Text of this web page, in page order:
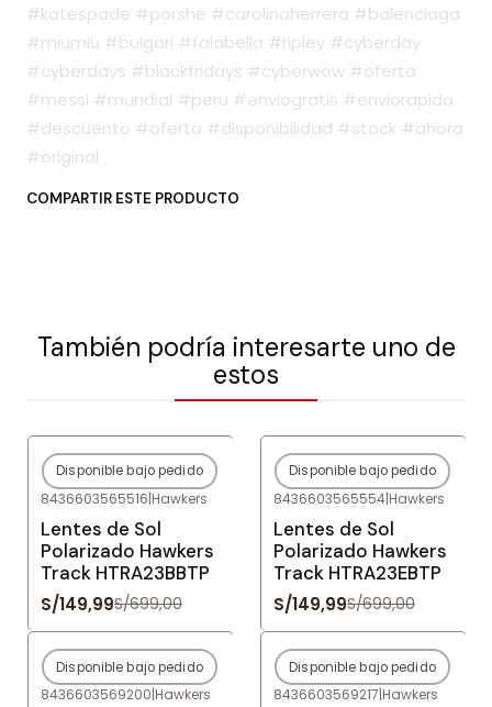
#katespade #porshe #carolinaherrera #balenciaga
#miumiu #bulgari #falabella #ripley #cyberday
#cyberdays #blackfridays #cyberwow #oferta
#messi #mundial #peru #enviogratis #enviorapido
#descuento #oferta #disponibilidad #stock #ahora
#original
COMPARTIR ESTE PRODUCTO
También podría interesarte uno de
estos
-79%OFF
Agotado
Disponible bajo pedido
8436603565516|Hawkers
Lentes de Sol
Polarizado Hawkers
Track HTRA23BBTP
S/149,99S/699,00
-79%OFF
Agotado
Disponible bajo pedido
8436603565554|Hawkers
Lentes de Sol
Polarizado Hawkers
Track HTRA23EBTP
S/149,99S/699,00
-80%OFF
Agotado
Disponible bajo pedido
8436603569200|Hawkers
-80%OFF
Agotado
Disponible bajo pedido
8436603569217|Hawkers